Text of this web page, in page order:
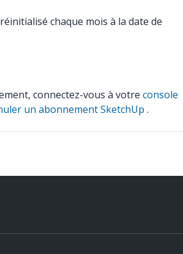
chaque mois à la date de
connectez-vous à votre console
un abonnement SketchUp .